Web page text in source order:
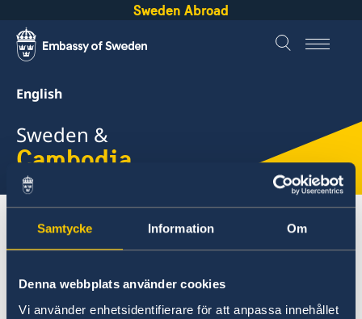
Samtycke Information Om
Denna webbplats använder cookies
Vi använder enhetsidentifierare för att anpassa innehållet
Sweden Abroad
English
Sweden &
Cambodia
About Sweden Cambodia
Going to Sweden
Decision and residence permit card
Cambodia